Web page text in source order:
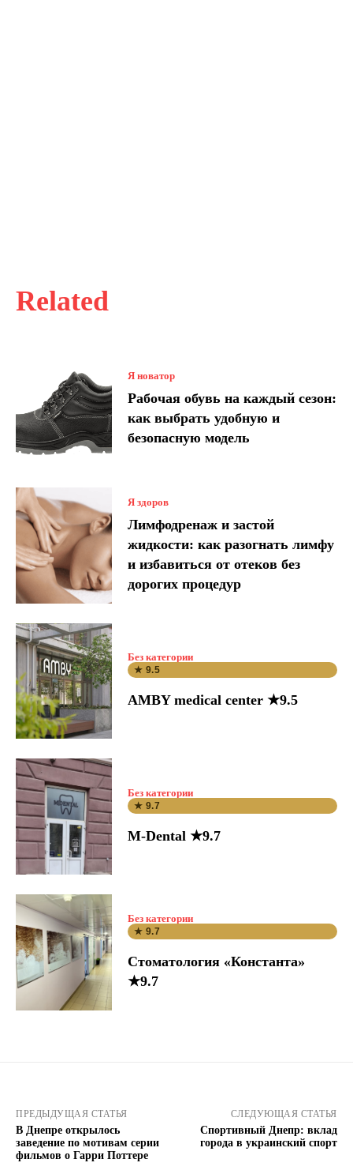
Related
Я новатор
Рабочая обувь на каждый сезон:
как выбрать удобную и
безопасную модель
Я здоров
Лимфодренаж и застой
жидкости: как разогнать лимфу
и избавиться от отеков без
дорогих процедур
Без категории
★ 9.5
AMBY medical center ★9.5
Без категории
★ 9.7
M-Dental ★9.7
Без категории
★ 9.7
Стоматология «Константа»
★9.7
ПРЕДЫДУЩАЯ СТАТЬЯ
В Днепре открылось
заведение по мотивам серии
фильмов о Гарри Поттере
СЛЕДУЮЩАЯ СТАТЬЯ
Спортивный Днепр: вклад
города в украинский спорт